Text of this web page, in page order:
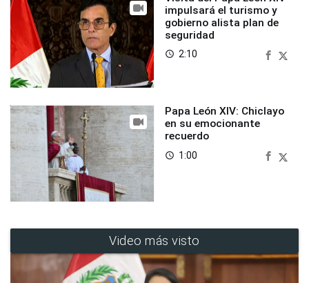
impulsará el turismo y
gobierno alista plan de
seguridad
access_time 2:10
Papa León XIV: Chiclayo
en su emocionante
recuerdo
access_time 1:00
Video más visto